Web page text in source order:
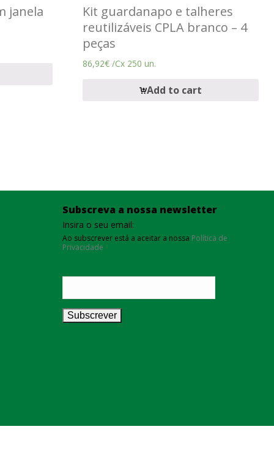
janela
Kit guardanapo e talheres
reutilizáveis CPLA branco – 4
peças
86,92€ /Cx 250 un.
Add to cart
Subscreva a nossa newsletter
Insira o seu email:
Ao subscrever está a aceitar a nossa Política de
Privacidade